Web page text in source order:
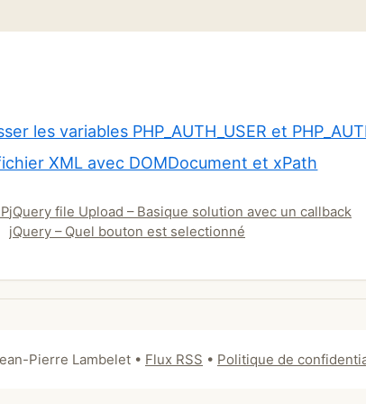
les variables PHP_AUTH_USER et
XML avec DOMDocument et xPath
jQuery file Upload – Basique solution avec un callback
jQuery – Quel bouton est selectionné
Pierre Lambelet • Flux RSS • Politique de